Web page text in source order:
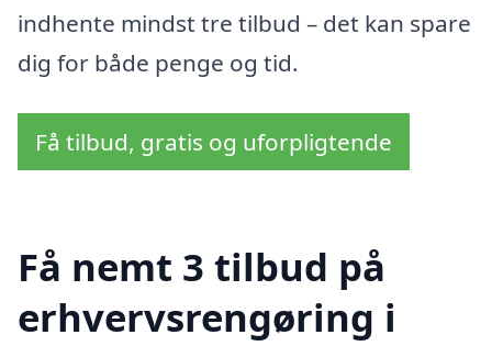
indhente mindst tre tilbud – det kan spare
dig for både penge og tid.
Få tilbud, gratis og uforpligtende
Få nemt 3 tilbud på
erhvervsrengøring i